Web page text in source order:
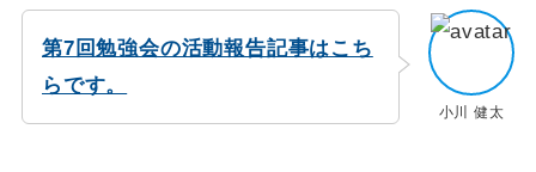
小川 健太
第7回勉強会の活動報告記事はこち
らです。